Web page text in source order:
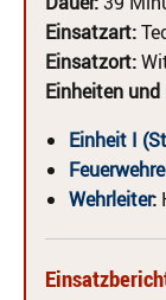
Einsatzart:
Einsatzort:
Einheiten und
Einheit I
Wehrleiter: